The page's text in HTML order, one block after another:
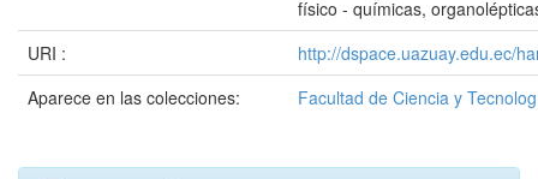
físico - químicas,
URI :
http://dspace.uazuay.edu.ec/
Aparece en las colecciones:
Facultad de Ciencia y